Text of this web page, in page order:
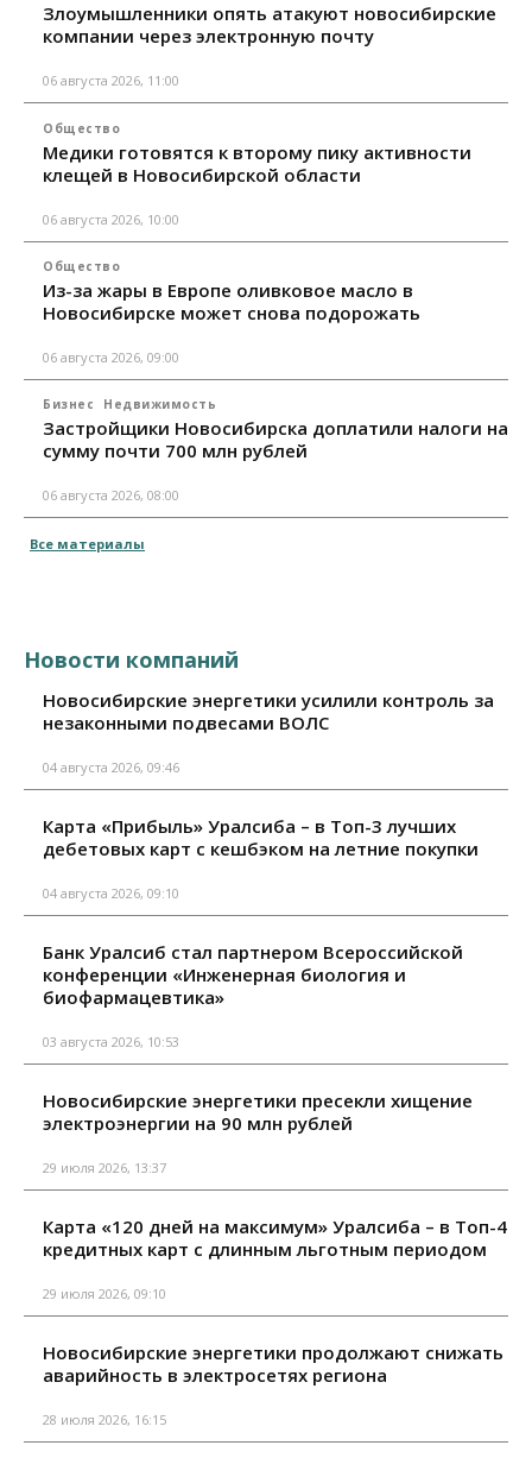
Злоумышленники опять атакуют новосибирские
компании через электронную почту
06 августа 2026, 11:00
Общество
Медики готовятся к второму пику активности
клещей в Новосибирской области
06 августа 2026, 10:00
Общество
Из-за жары в Европе оливковое масло в
Новосибирске может снова подорожать
06 августа 2026, 09:00
Бизнес Недвижимость
Застройщики Новосибирска доплатили налоги на
сумму почти 700 млн рублей
06 августа 2026, 08:00
Все материалы
Новости компаний
Новосибирские энергетики усилили контроль за
незаконными подвесами ВОЛС
04 августа 2026, 09:46
Карта «Прибыль» Уралсиба – в Топ-3 лучших
дебетовых карт с кешбэком на летние покупки
04 августа 2026, 09:10
Банк Уралсиб стал партнером Всероссийской
конференции «Инженерная биология и
биофармацевтика»
03 августа 2026, 10:53
Новосибирские энергетики пресекли хищение
электроэнергии на 90 млн рублей
29 июля 2026, 13:37
Карта «120 дней на максимум» Уралсиба – в Топ-4
кредитных карт с длинным льготным периодом
29 июля 2026, 09:10
Новосибирские энергетики продолжают снижать
аварийность в электросетях региона
28 июля 2026, 16:15